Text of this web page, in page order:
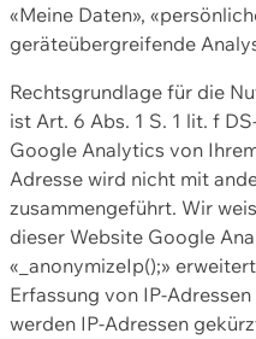
«Meine Daten»,
geräteübergreifende
Rechtsgrundlage für die
ist Art. 6 Abs. 1 S. 1 lit. f
Google Analytics von
Adresse wird nicht mit
zusammengeführt. Wir
dieser Website Google
«_anonymizeIp();»
Erfassung von IP-
werden IP-Adressen